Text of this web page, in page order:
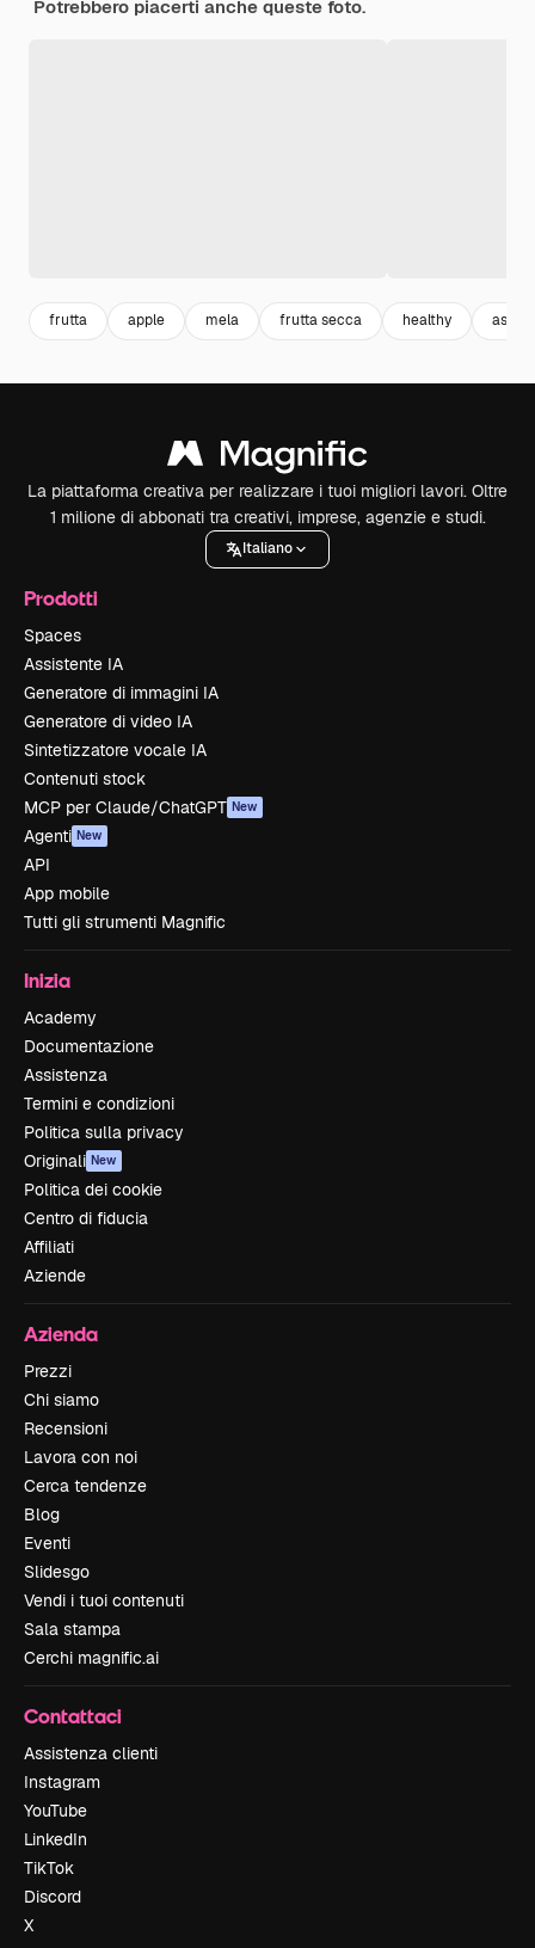
Potrebbero piacerti anche queste foto.
frutta apple mela frutta secca healthy
La piattaforma creativa per realizzare i tuoi migliori lavori. Oltre
1 milione di abbonati tra creativi, imprese, agenzie e studi.
Italiano
Prodotti
Spaces
Assistente IA
Generatore di immagini IA
Generatore di video IA
Sintetizzatore vocale IA
Contenuti stock
MCP per Claude/ChatGPT New
Agenti New
API
App mobile
Tutti gli strumenti Magnific
Inizia
Academy
Documentazione
Assistenza
Termini e condizioni
Politica sulla privacy
Originali New
Politica dei cookie
Centro di fiducia
Affiliati
Aziende
Azienda
Prezzi
Chi siamo
Recensioni
Lavora con noi
Cerca tendenze
Blog
Eventi
Slidesgo
Vendi i tuoi contenuti
Sala stampa
Cerchi magnific.ai
Contattaci
Assistenza clienti
Instagram
YouTube
LinkedIn
TikTok
Discord
X